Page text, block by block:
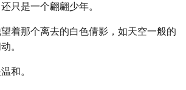
只是一个翩翩少年。
着那个离去的白色倩影，如天空一般的
。
和。